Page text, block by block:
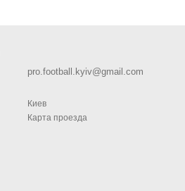
pro.football.kyiv@gmail.com
Киев
Карта проезда